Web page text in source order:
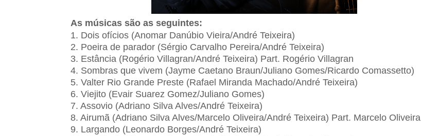
As músicas são as seguintes:
1. Dois ofícios (Anomar Danúbio Vieira/André Teixeira)
2. Poeira de parador (Sérgio Carvalho Pereira/André Teixeira)
3. Estância (Rogério Villagran/André Teixeira) Part. Rogério Villagran
4. Sombras que vivem (Jayme Caetano Braun/Juliano Gomes/Ricardo Comassetto)
5. Valter Rio Grande Preste (Rafael Miranda Machado/André Teixeira)
6. Viejito (Evair Suarez Gomez/Juliano Gomes)
7. Assovio (Adriano Silva Alves/André Teixeira)
8. Airumã (Adriano Silva Alves/Marcelo Oliveira/André Teixeira) Part. Marcelo Oliveira
9. Largando (Leonardo Borges/André Teixeira)